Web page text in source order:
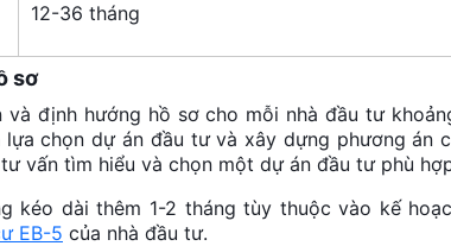
12-36 tháng
sơ
định hướng hồ sơ cho mỗi nhà đầu tư
chọn dự án đầu tư và xây dựng phương án
vấn tìm hiểu và chọn một dự án đầu tư phù
kéo dài thêm 1-2 tháng tùy thuộc vào kế
EB-5 của nhà đầu tư.